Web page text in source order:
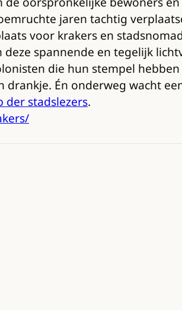
jaren tachtig
voor krakers en
spannende en tegelijk
die hun stempel
Én onderweg wacht
der stadslezers.